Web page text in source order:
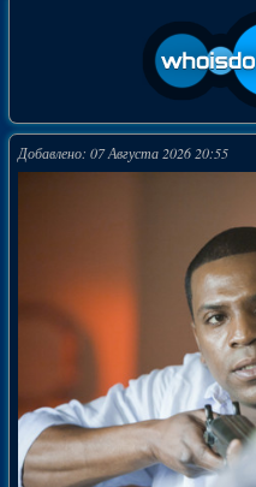
Добавлено: 07 Августа 2026 20:55